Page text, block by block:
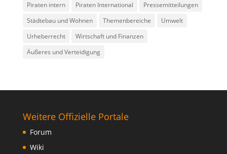
Piraten intern
Piraten International
Pressemitteilungen
Städtebau und Wohnen
Themenbereiche
Umwelt
Urheberrecht
Wirtschaft und Finanzen
Äußeres und Verteidigung
Weitere Offizielle Portale
Forum
Wiki